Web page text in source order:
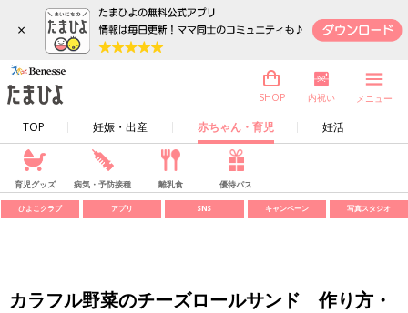
×
TOP 妊娠・出産 赤ちゃん・育児 妊活
SHOP 内祝い メニュー
育児グッズ 病気・予防接種 離乳食 優待パス
ひよこクラブ アプリ SNS キャンペーン 写真スタジオ
カラフル野菜のチーズロールサンド 作り方・